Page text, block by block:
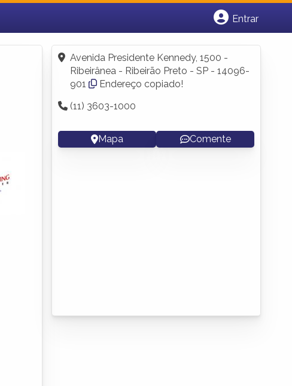
Entrar
Fazer login
Criar conta
Avenida Presidente Kennedy, 1500 -
Ribeirânea - Ribeirão Preto - SP - 14096-
901
Endereço copiado!
(11) 3603-1000
Mapa Comente